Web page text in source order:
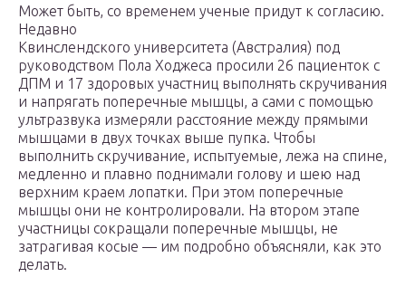
Может быть, со временем ученые придут к согласию.
Недавно
Квинслендского университета (Австралия) под
руководством Пола Ходжеса просили 26 пациенток с
ДПМ и 17 здоровых участниц выполнять скручивания
и напрягать поперечные мышцы, а сами с помощью
ультразвука измеряли расстояние между прямыми
мышцами в двух точках выше пупка. Чтобы
выполнить скручивание, испытуемые, лежа на спине,
медленно и плавно поднимали голову и шею над
верхним краем лопатки. При этом поперечные
мышцы они не контролировали. На втором этапе
участницы сокращали поперечные мышцы, не
затрагивая косые — им подробно объясняли, как это
делать.